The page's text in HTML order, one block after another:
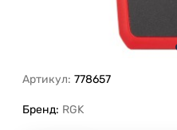
Артикул: 778657
Бренд: RGK